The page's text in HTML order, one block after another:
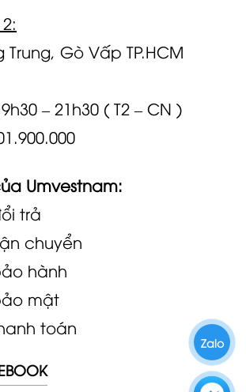
Trung, Gò Vấp TP.HCM
– 21h30 ( T2 – CN )
Umvestnam:
trả
chuyển
hành
mật
toán
Zalo